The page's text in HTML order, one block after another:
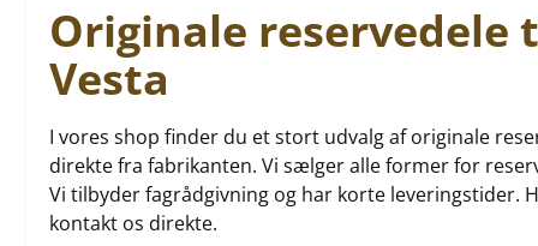
Originale
Vesta
I vores shop finder du et stort udvalg af originale
direkte fra fabrikanten. Vi sælger alle former for
Vi tilbyder fagrådgivning og har korte leveringstider.
kontakt os direkte.